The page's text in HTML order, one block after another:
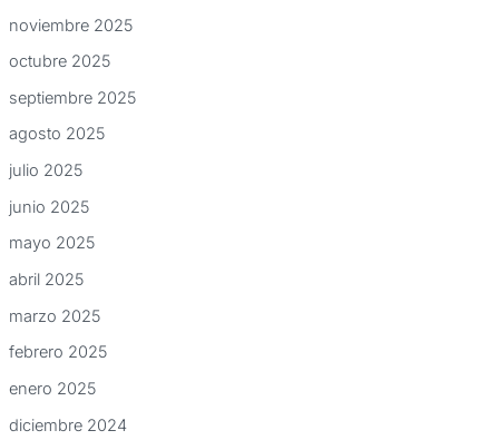
noviembre 2025
octubre 2025
septiembre 2025
agosto 2025
julio 2025
junio 2025
mayo 2025
abril 2025
marzo 2025
febrero 2025
enero 2025
diciembre 2024